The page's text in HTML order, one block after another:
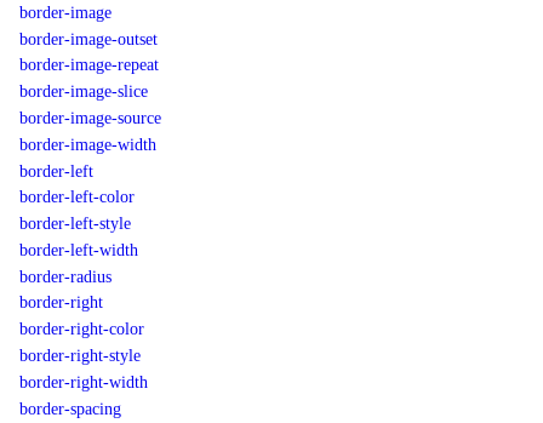
border-image
border-image-outset
border-image-repeat
border-image-slice
border-image-source
border-image-width
border-left
border-left-color
border-left-style
border-left-width
border-radius
border-right
border-right-color
border-right-style
border-right-width
border-spacing